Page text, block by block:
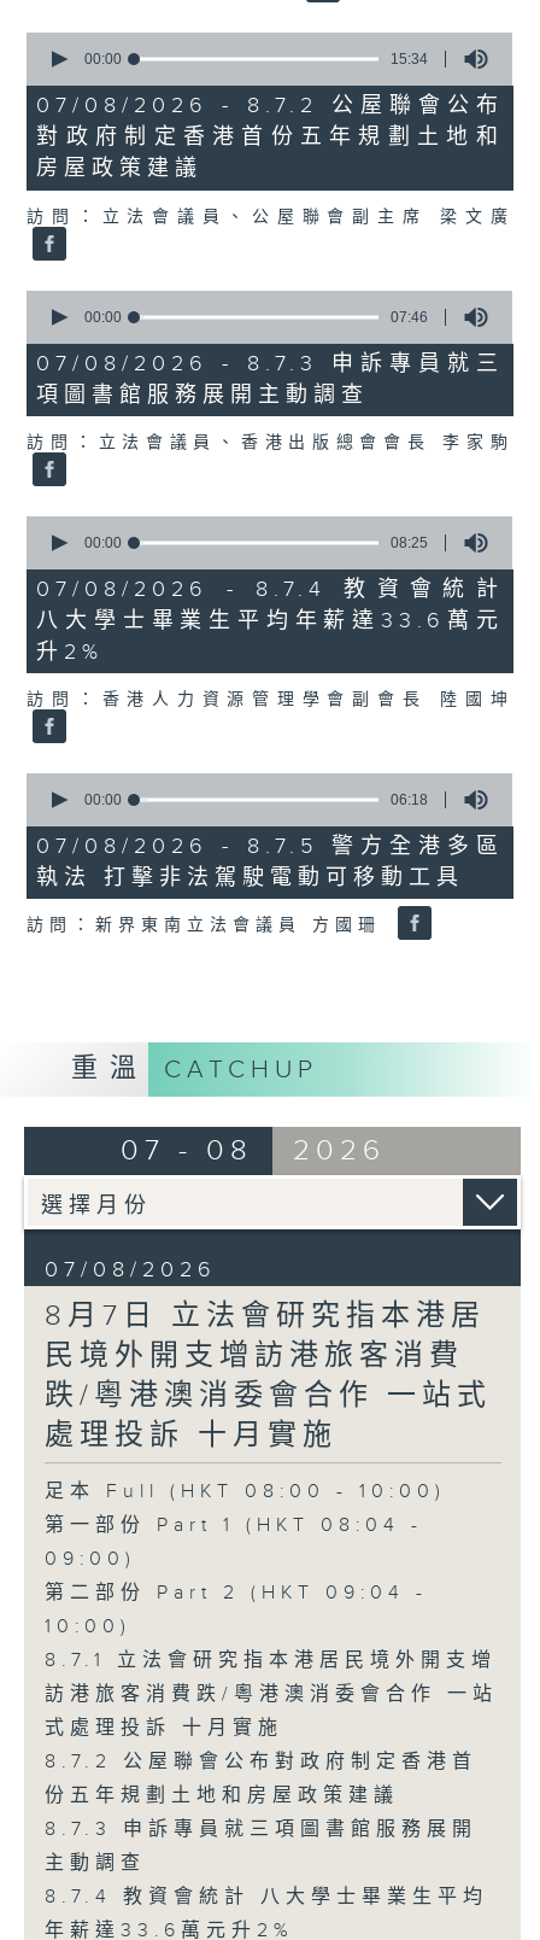
seconds
15
minutes,
34
seconds
00:00 15:34
07/08/2026 - 8.7.2 公屋聯會公布
對政府制定香港首份五年規劃土地和
房屋政策建議
訪問：立法會議員、公屋聯會副主席 梁文廣
seconds
7
minutes,
46
seconds
00:00 07:46
07/08/2026 - 8.7.3 申訴專員就三
項圖書館服務展開主動調查
訪問：立法會議員、香港出版總會會長 李家駒
seconds
8
minutes,
25
seconds
00:00 08:25
07/08/2026 - 8.7.4 教資會統計
八大學士畢業生平均年薪達33.6萬元
升2%
訪問：香港人力資源管理學會副會長 陸國坤
seconds
6
minutes,
18
seconds
00:00 06:18
07/08/2026 - 8.7.5 警方全港多區
執法 打擊非法駕駛電動可移動工具
訪問：新界東南立法會議員 方國珊
重溫 CATCHUP
07 - 08 2026
07/08/2026
8月7日 立法會研究指本港居
民境外開支增訪港旅客消費
跌/粵港澳消委會合作 一站式
處理投訴 十月實施
足本 Full (HKT 08:00 - 10:00)
第一部份 Part 1 (HKT 08:04 -
09:00)
第二部份 Part 2 (HKT 09:04 -
10:00)
8.7.1 立法會研究指本港居民境外開支增
訪港旅客消費跌/粵港澳消委會合作 一站
式處理投訴 十月實施
8.7.2 公屋聯會公布對政府制定香港首
份五年規劃土地和房屋政策建議
8.7.3 申訴專員就三項圖書館服務展開
主動調查
8.7.4 教資會統計 八大學士畢業生平均
年薪達33.6萬元升2%